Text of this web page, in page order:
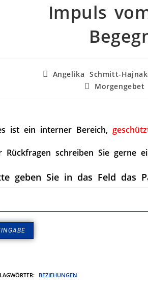
Impuls
Angelika Schmitt-
ist ein interner Bereich,
Rückfragen schreiben Sie gerne
geben Sie in das Feld das
: BEZIEHUNGEN